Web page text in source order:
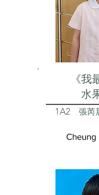
《我
水
1A2 張芮
Cheung